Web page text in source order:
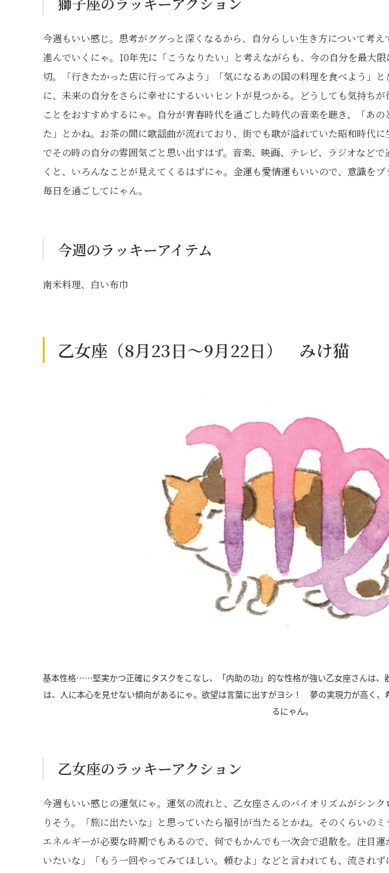
今週もいい感じ。思考がググっと深くなるから、自分らしい生き方について考
進んでいくにゃ。10年先に「こうなりたい」と考えながらも、今の自分を最大
切。「行きたかった店に行ってみよう」「気になるあの国の料理を食べよう」
に、未来の自分をさらに幸せにするいいヒントが見つかる。どうしても気持ち
ことをおすすめするにゃ。自分が青春時代を過ごした時代の音楽を聴き、「あ
た」とかね。お茶の間に歌謡曲が流れており、街でも歌が溢れていた昭和時代
でその時の自分の雰囲気ごと思い出すはず。音楽、映画、テレビ、ラジオなど
くと、いろんなことが見えてくるはずにゃ。金運も愛情運もいいので、意識を
毎日を過ごしてにゃん。
今週のラッキーアイテム
南米料理、白い布巾
乙女座（8月23日～9月22日） みけ猫
基本性格……堅実かつ正確にタスクをこなし、「内助の功」的な性格が強い乙女座さんは、
は、人に本心を見せない傾向があるにゃ。欲望は言葉に出すがヨシ！ 夢の実現力が高く、
るにゃん。
乙女座のラッキーアクション
今週もいい感じの運気にゃ。運気の流れと、乙女座さんのバイオリズムがシン
りそう。「旅に出たいな」と思っていたら福引が当たるとかね。そのくらいのミ
エネルギーが必要な時期でもあるので、何でもかんでも一次会で退散を。注目
いたいな」「もう一回やってみてほしい。頼むよ」などと言われても、流され